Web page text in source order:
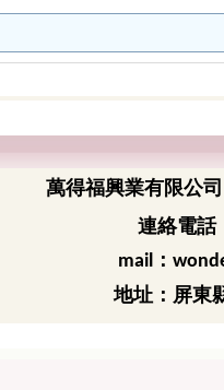
萬得福興業有限公司
連絡電
mail ：
地址：屏東